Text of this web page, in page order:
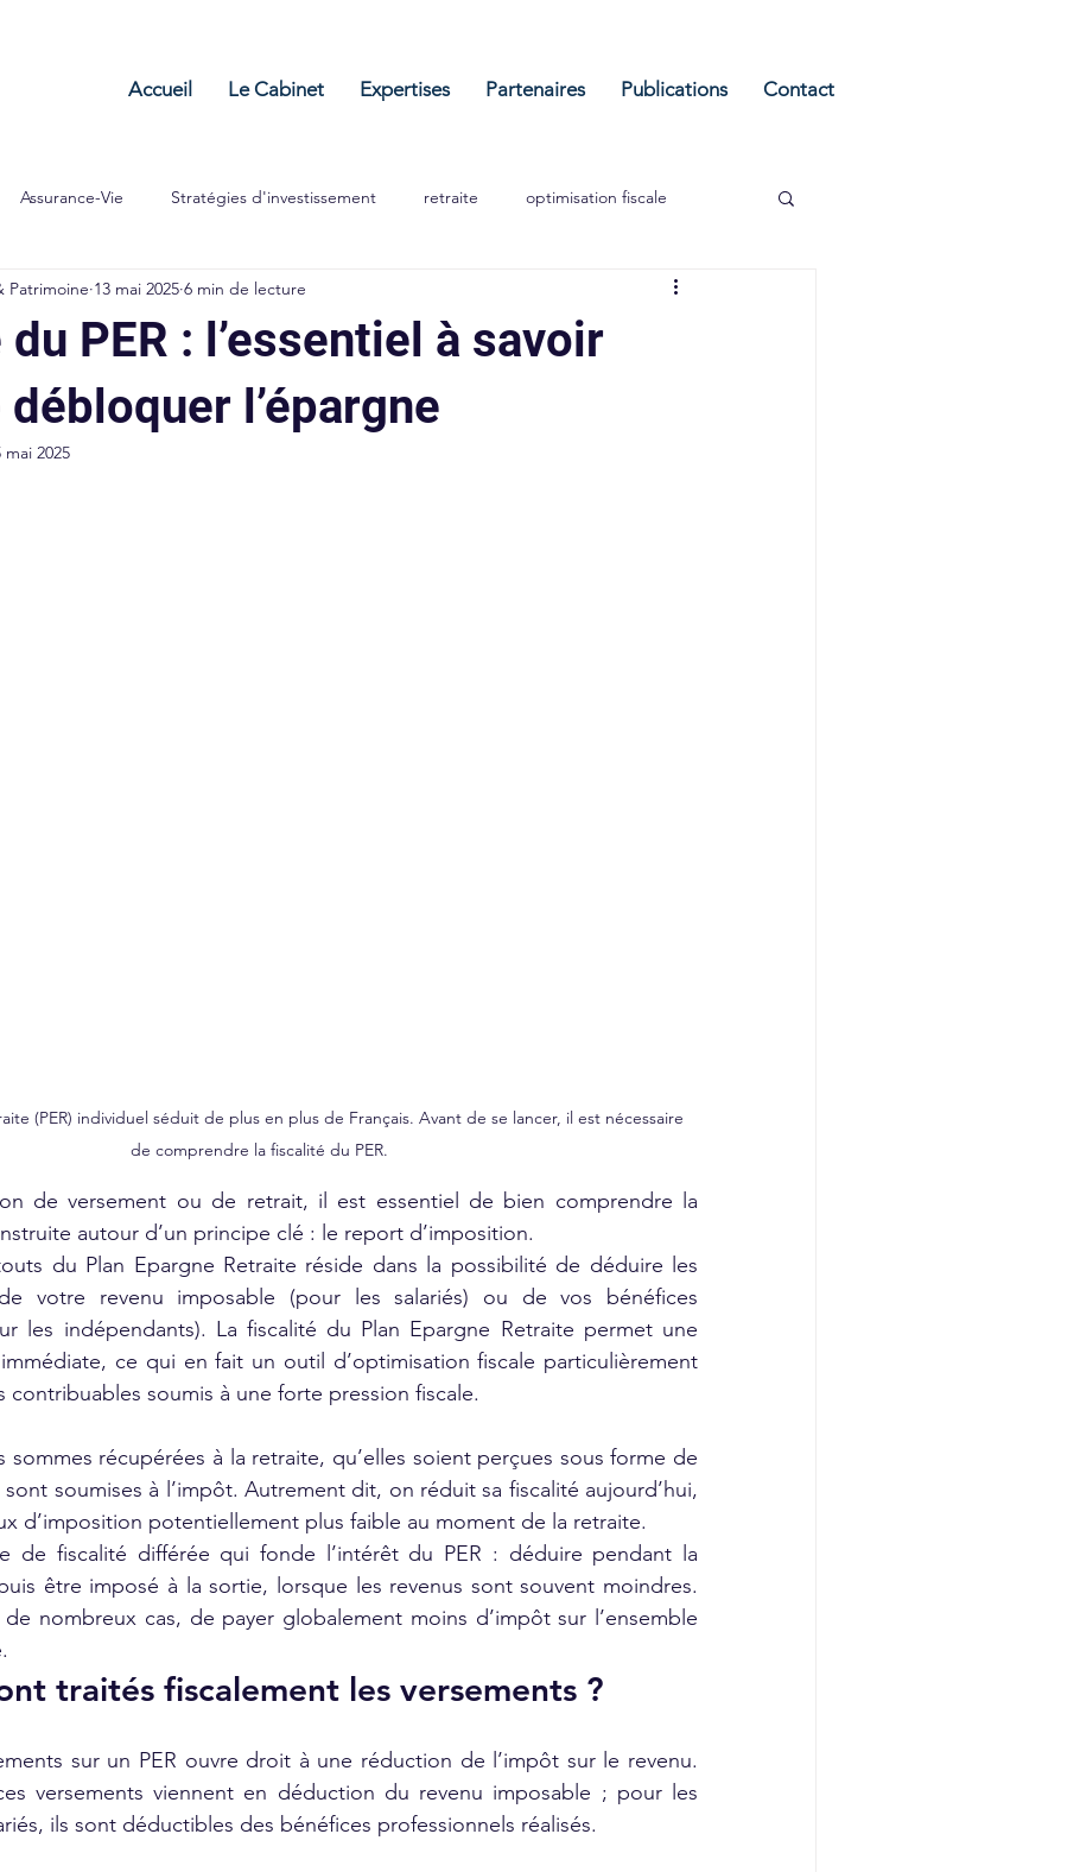
Accueil Le Cabinet Expertises Partenaires Publications Contact
Assurance-Vie Stratégies d'investissement retraite optimisation fiscale
Entrepreneuriat
PER : l’essentiel à savoir
l’épargne
Patrimoine 13 mai 2025 6 min de lecture
mai 2025
(PER) individuel séduit de plus en plus de Français. Avant de se lancer, il est nécessaire
de comprendre la fiscalité du PER.
de versement ou de retrait, il est essentiel de bien comprendre la
autour d’un principe clé : le report d’imposition.
du Plan Epargne Retraite réside dans la possibilité de déduire les
votre revenu imposable (pour les salariés) ou de vos bénéfices
les indépendants). La fiscalité du Plan Epargne Retraite permet une
ce qui en fait un outil d’optimisation fiscale particulièrement
contribuables soumis à une forte pression fiscale.
sommes récupérées à la retraite, qu’elles soient perçues sous forme de
soumises à l’impôt. Autrement dit, on réduit sa fiscalité aujourd’hui,
d’imposition potentiellement plus faible au moment de la retraite.
de fiscalité différée qui fonde l’intérêt du PER : déduire pendant la
être imposé à la sortie, lorsque les revenus sont souvent moindres.
nombreux cas, de payer globalement moins d’impôt sur l’ensemble
traités fiscalement les versements ?
sur un PER ouvre droit à une réduction de l’impôt sur le revenu.
versements viennent en déduction du revenu imposable ; pour les
ils sont déductibles des bénéfices professionnels réalisés.